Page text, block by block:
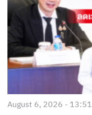
August 6, 2026 - 13:51